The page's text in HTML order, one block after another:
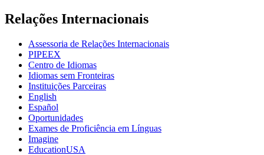
Relações Internacionais
Assessoria de Relações Internacionais
PIPEEX
Centro de Idiomas
Idiomas sem Fronteiras
Instituições Parceiras
English
Español
Oportunidades
Exames de Proficiência em Línguas
Imagine
EducationUSA